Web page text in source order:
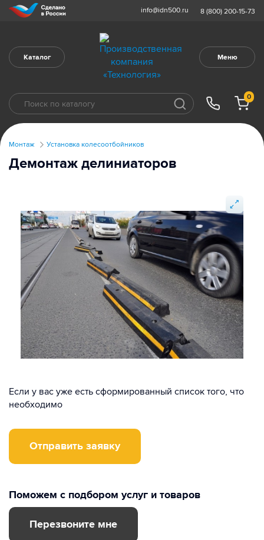
info@idn500.ru 8 (800) 200-15-73
Каталог Меню
0
Монтаж Установка колесоотбойников
Демонтаж делиниаторов
Отправить заявку
Если у вас уже есть сформированный список того, что
необходимо
Поможем с подбором услуг и товаров
Перезвоните мне